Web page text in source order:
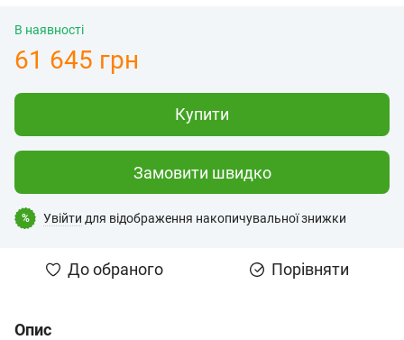
В наявності
61 645 грн
Купити
Замовити швидко
% Увійти для відображення накопичувальної знижки
До обраного Порівняти
Опис